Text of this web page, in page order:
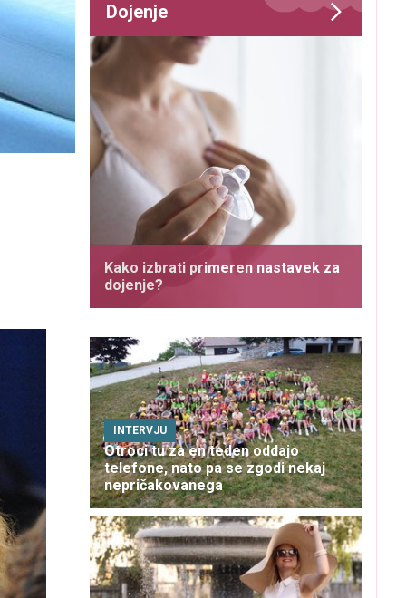
Dojenje
Kako izbrati primeren nastavek za
dojenje?
INTERVJU
Otroci tu za en teden oddajo
telefone, nato pa se zgodi nekaj
nepričakovanega